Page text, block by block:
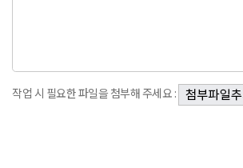
작업 시 필요한 파일을 첨부해 주세요 :